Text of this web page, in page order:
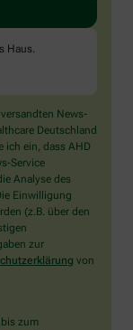
Haus
News-
Deutschland
ich ein, dass AHD
Service
Analyse des
Einwilligung
(z.B. über den
zur
von
zum